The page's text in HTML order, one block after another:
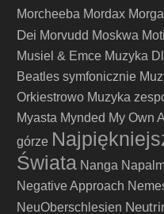
Morcheeba Mordax
Dei Morvudd Moskwa
Musiel & Emce Muzyka
Beatles symfonicznie
Orkiestrowo Muzyka
Myasta Mynded My Own
górze
Świata Nanga
Negative Approach
NeuOberschlesien